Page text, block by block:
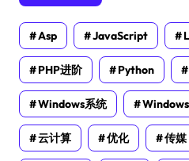
Asp JavaScript
PHP进阶 Python
Windows系统
云计算 优化 传媒